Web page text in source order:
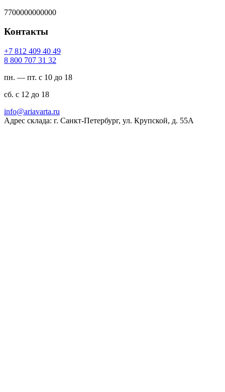
7700000000000
Контакты
94 04 904 218 7+
23 13 707 008 8
пн. — пт. с 10 до 18
сб. с 12 до 18
ur.atravaira@ofni
Адрес склада: г. Санкт-Петербург, ул. Крупской, д. 55А